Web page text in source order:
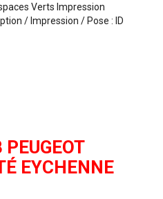
Verts Impression
/ Impression / Pose : ID
EYCHENNE